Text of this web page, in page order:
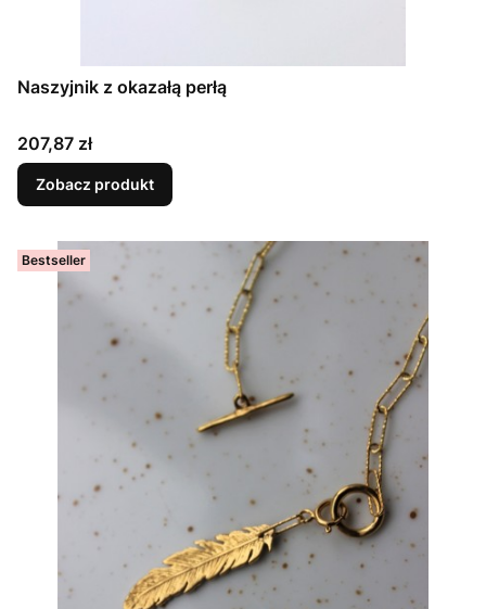
Naszyjnik z okazałą perłą
Cena
207,87 zł
Zobacz produkt
Bestseller